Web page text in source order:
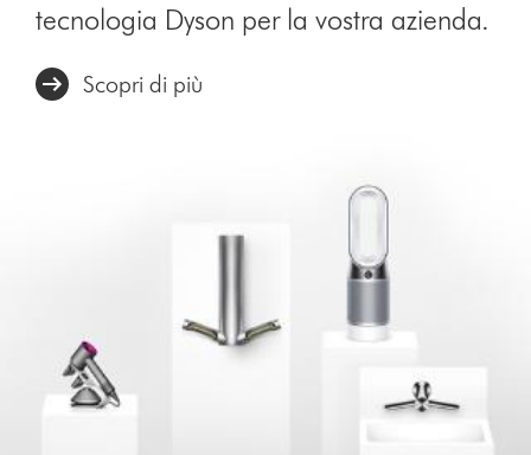
tecnologia Dyson per la vostra azienda.
Scopri di più